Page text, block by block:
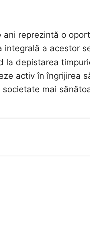
reprezintă o
a acestor
depistarea
activ în îngrijirea
mai